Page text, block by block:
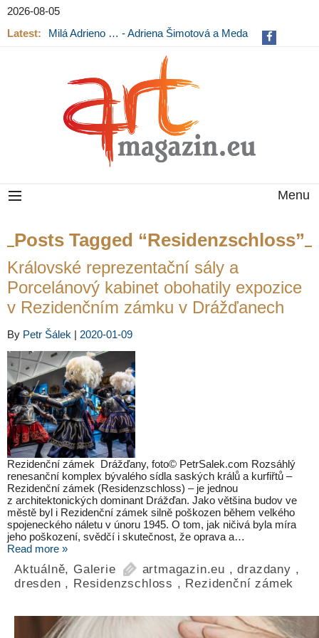
2026-08-05
Latest:
Milá Adrieno … - Adriena Šimotová a Meda
Menu
Posts Tagged “Residenzschloss”
Královské reprezentační sály a
Porcelánový kabinet obohatily expozice
v Rezidenčním zámku v Drážďanech
By Petr Šálek | 2020-01-09
Rezidenční zámek Drážďany, foto© PetrSalek.com Rozsáhlý
renesanční komplex bývalého sídla saských králů a kurfiřtů –
Rezidenční zámek (Residenzschloss) – je jednou
z architektonických dominant Drážďan. Jako většina budov ve
městě byl i Rezidenční zámek silně poškozen během velkého
spojeneckého náletu v únoru 1945. O tom, jak ničivá byla míra
jeho poškození, svědčí i skutečnost, že oprava a…
Read more »
Aktuálně, Galerie artmagazin.eu ,drazdany ,
dresden , Residenzschloss , Rezidenční zámek